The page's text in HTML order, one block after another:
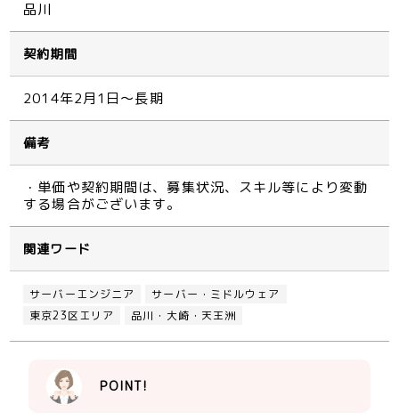
品川
契約期間
2014年2月1日～長期
備考
・単価や契約期間は、募集状況、スキル等により変動
する場合がございます。
関連ワード
サーバーエンジニア
サーバー・ミドルウェア
東京23区エリア
品川・大崎・天王洲
POINT!